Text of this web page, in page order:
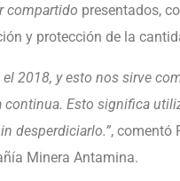
compartido presentados,
y protección de la
2018, y esto nos sirve
Esto significa
desperdiciarlo.”, comentó
Minera Antamina.